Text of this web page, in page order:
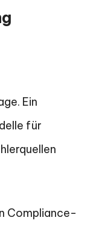
Ein
für
Compliance-